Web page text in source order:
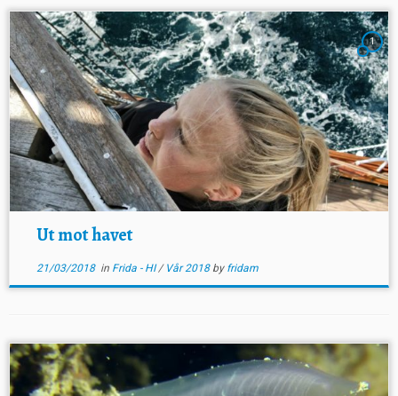
1
Ut mot havet
21/03/2018in Frida - HI/ Vår 2018 by fridam